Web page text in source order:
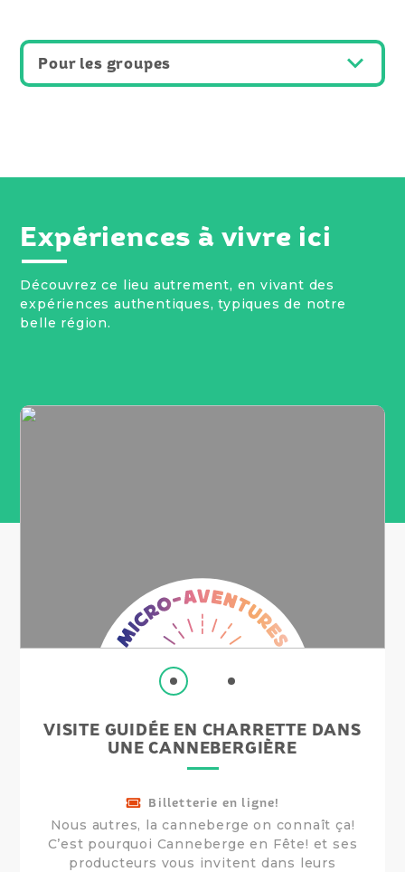
Pour les groupes
Expériences à vivre ici
Découvrez ce lieu autrement, en vivant des
expériences authentiques, typiques de notre
belle région.
aventure
VISITE GUIDÉE EN CHARRETTE DANS
UNE CANNEBERGIÈRE
Billetterie en ligne!
Nous autres, la canneberge on connaît ça!
C’est pourquoi Canneberge en Fête! et ses
producteurs vous invitent dans leurs